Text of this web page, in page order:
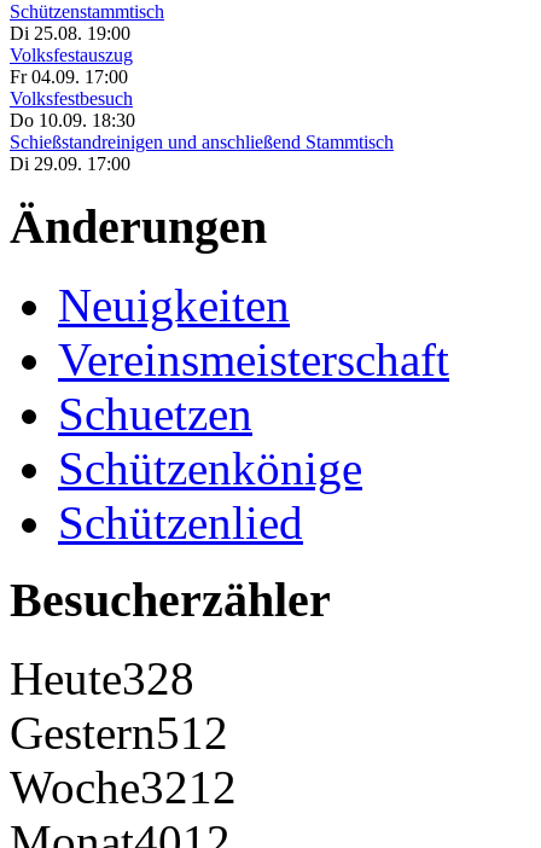
Schützenstammtisch
Di 25.08. 19:00
Volksfestauszug
Fr 04.09. 17:00
Volksfestbesuch
Do 10.09. 18:30
Schießstandreinigen und anschließend Stammtisch
Di 29.09. 17:00
Änderungen
Neuigkeiten
Vereinsmeisterschaft
Schuetzen
Schützenkönige
Schützenlied
Besucherzähler
Heute328
Gestern512
Woche3212